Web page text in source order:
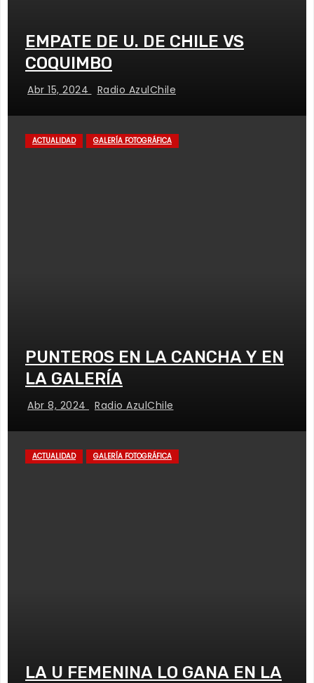
EMPATE DE U. DE CHILE VS
COQUIMBO
Abr 15, 2024 Radio AzulChile
ACTUALIDAD GALERÍA FOTOGRÁFICA
PUNTEROS EN LA CANCHA Y EN
LA GALERÍA
Abr 8, 2024 Radio AzulChile
ACTUALIDAD GALERÍA FOTOGRÁFICA
LA U FEMENINA LO GANA EN LA